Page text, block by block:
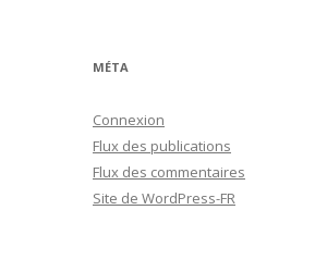
MÉTA
Connexion
Flux des publications
Flux des commentaires
Site de WordPress-FR